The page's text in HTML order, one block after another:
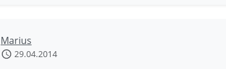
Marius
29.04.2014